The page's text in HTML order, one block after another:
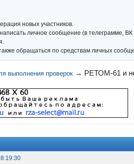
новых участников.
личное сообщение (в телеграмме,
обращаться по средствам личных
выполнения проверок → РЕТОМ-61 и